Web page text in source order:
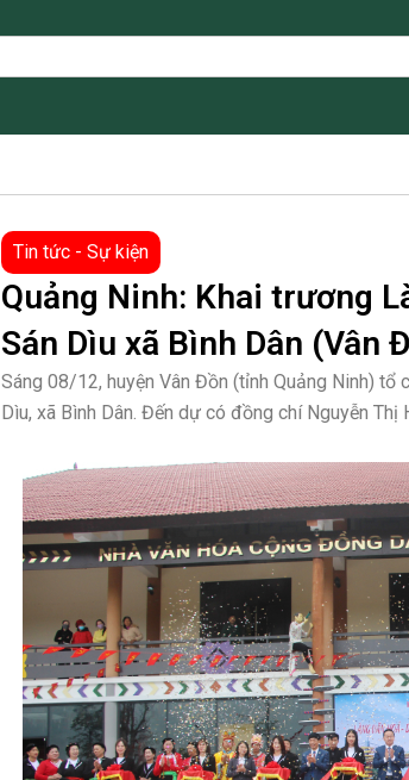
Tin tức - Sự kiện
Quảng Ninh: Khai trương
Sán Dìu xã Bình Dân (Vân
Sáng 08/12, huyện Vân Đồn (tỉnh Quảng Ninh)
Dìu, xã Bình Dân. Đến dự có đồng chí Nguyễn Thị